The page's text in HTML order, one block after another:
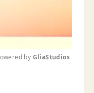
by GliaStudios